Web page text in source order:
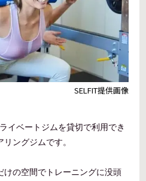
SELFIT提供画像
イベートジムを貸切で利用でき
ングジムです。
けの空間でトレーニングに没頭